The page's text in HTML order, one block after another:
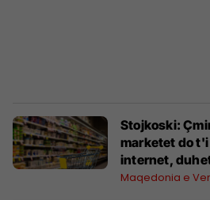
Stojkoski:
marketet do
internet,
ato në rafte
Maqedonia e